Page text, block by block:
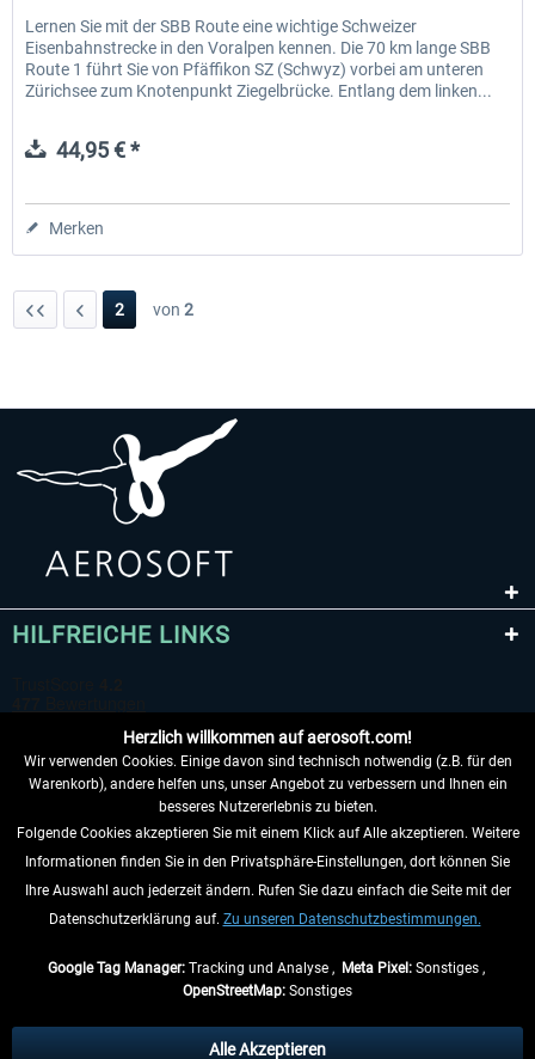
Lernen Sie mit der SBB Route eine wichtige Schweizer
Eisenbahnstrecke in den Voralpen kennen. Die 70 km lange SBB
Route 1 führt Sie von Pfäffikon SZ (Schwyz) vorbei am unteren
Zürichsee zum Knotenpunkt Ziegelbrücke. Entlang dem linken...
44,95 € *
Merken
2 von 2
HILFREICHE LINKS
VERTRAG WIDERRUFEN
INFORMATIONEN
anders beschrieben.
Herzlich willkommen auf aerosoft.com!
Wir verwenden Cookies. Einige davon sind technisch notwendig (z.B. für den
Warenkorb), andere helfen uns, unser Angebot zu verbessern und Ihnen ein
besseres Nutzererlebnis zu bieten.
Folgende Cookies akzeptieren Sie mit einem Klick auf Alle akzeptieren. Weitere
Informationen finden Sie in den Privatsphäre-Einstellungen, dort können Sie
Ihre Auswahl auch jederzeit ändern. Rufen Sie dazu einfach die Seite mit der
Datenschutzerklärung auf. Zu unseren Datenschutzbestimmungen.
Google Tag Manager:Tracking und Analyse , Meta Pixel:Sonstiges ,
OpenStreetMap: Sonstiges
Alle Akzeptieren